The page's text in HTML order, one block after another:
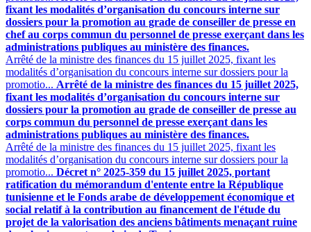
fixant les modalités d’organisation du concours interne sur
dossiers pour la promotion au grade de conseiller de presse en
chef au corps commun du personnel de presse exerçant dans les
administrations publiques au ministère des finances.
Arrêté de la ministre des finances du 15 juillet 2025, fixant les
modalités d’organisation du concours interne sur dossiers pour la
promotio... Arrêté de la ministre des finances du 15 juillet 2025,
fixant les modalités d’organisation du concours interne sur
dossiers pour la promotion au grade de conseiller de presse au
corps commun du personnel de presse exerçant dans les
administrations publiques au ministère des finances.
Arrêté de la ministre des finances du 15 juillet 2025, fixant les
modalités d’organisation du concours interne sur dossiers pour la
promotio... Décret n° 2025-359 du 15 juillet 2025, portant
ratification du mémorandum d'entente entre la République
tunisienne et le Fonds arabe de développement économique et
social relatif à la contribution au financement de l'étude du
projet de la valorisation des anciens bâtiments menaçant ruine